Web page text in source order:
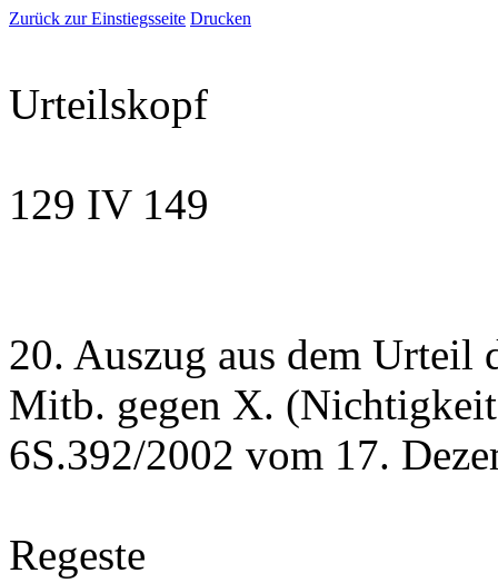
Zurück zur Einstiegsseite Drucken
Urteilskopf
129 IV 149
20. Auszug aus dem Urteil
Mitb. gegen X.
6S.392/2002 vom 17.
Regeste